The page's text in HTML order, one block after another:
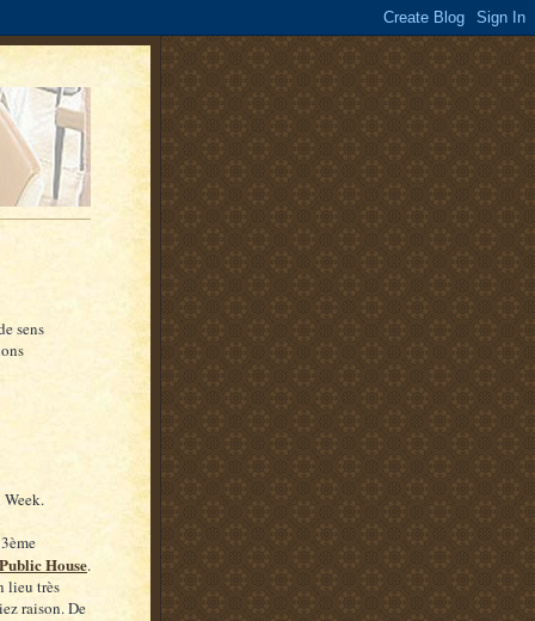
sens
House.
lieu très
raison. De